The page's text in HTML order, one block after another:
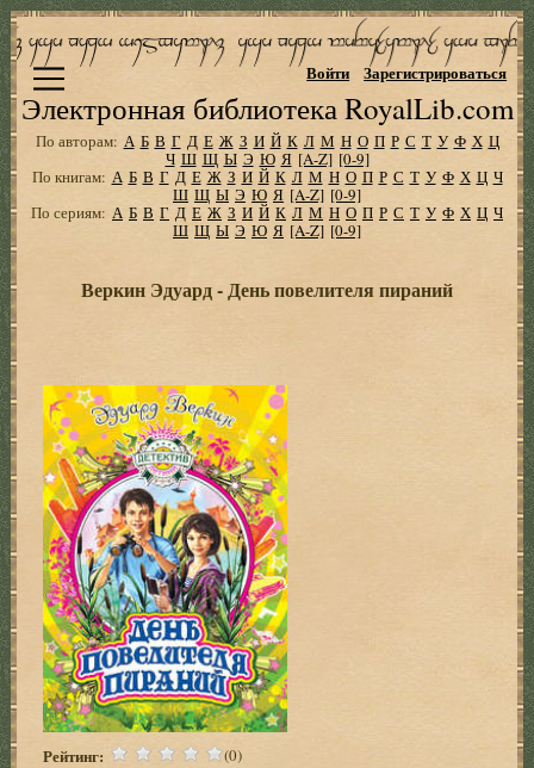
Электронная библиотека RoyalLib.com
Войти Зарегистрироваться
По авторам: А Б В Г Д Е Ж З И Й К Л М Н О П Р С Т У Ф Х Ц
Ч Ш Щ Ы Э Ю Я [A-Z] [0-9]
По книгам: А Б В Г Д Е Ж З И Й К Л М Н О П Р С Т У Ф Х Ц Ч
Ш Щ Ы Э Ю Я [A-Z] [0-9]
По сериям: А Б В Г Д Е Ж З И Й К Л М Н О П Р С Т У Ф Х Ц Ч
Ш Щ Ы Э Ю Я [A-Z] [0-9]
Веркин Эдуард - День повелителя пираний
Рейтинг: (0)